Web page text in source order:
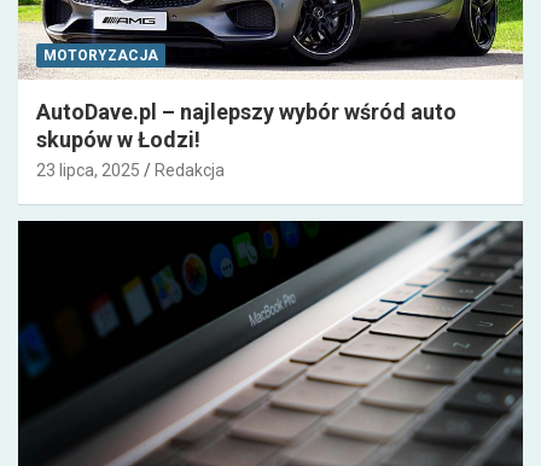
MOTORYZACJA
AutoDave.pl – najlepszy wybór wśród auto
skupów w Łodzi!
23 lipca, 2025 Redakcja